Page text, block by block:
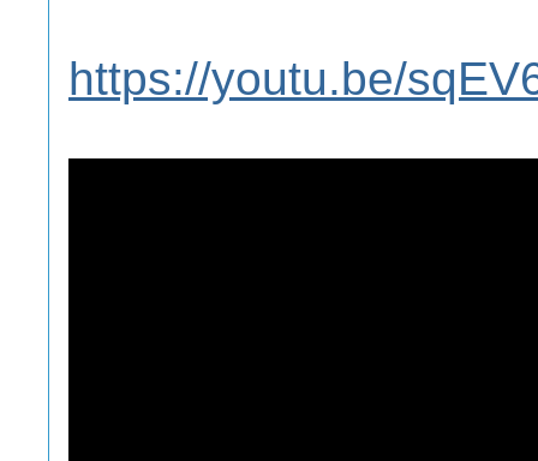
https://youtu.be/